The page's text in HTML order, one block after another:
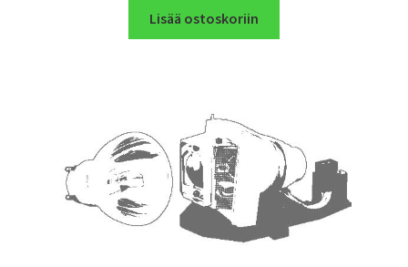
Lisää ostoskoriin